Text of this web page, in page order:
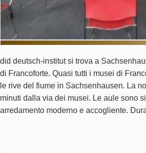
did deutsch-institut si trova a
di Francoforte. Quasi tutti i musei di
le rive del fiume in Sachsenhausen. La
minuti dalla via dei musei. Le aule sono
arredamento moderno e accogliente.
presso il did deutsch-institut Francoforte